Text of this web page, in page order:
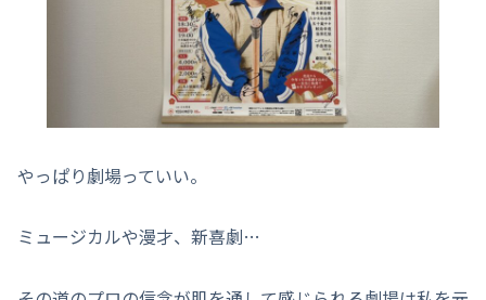
やっぱり劇場っていい。
ミュージカルや漫才、新喜劇…